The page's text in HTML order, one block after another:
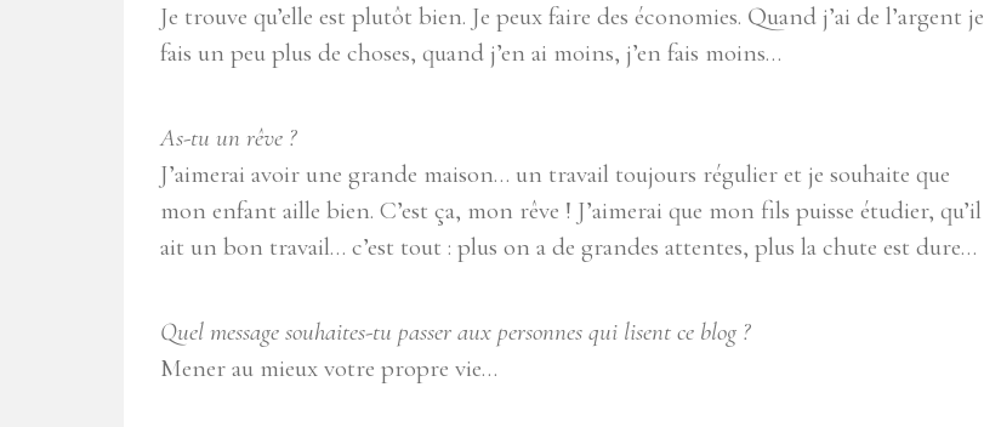
Je trouve qu’elle est plutôt bien. Je peux faire des économies. Quand j’ai de l’argent je
fais un peu plus de choses, quand j’en ai moins, j’en fais moins…
As-tu un rêve ?
J’aimerai avoir une grande maison… un travail toujours régulier et je souhaite que
mon enfant aille bien. C’est ça, mon rêve ! J’aimerai que mon fils puisse étudier, qu’il
ait un bon travail… c’est tout : plus on a de grandes attentes, plus la chute est dure…
Quel message souhaites-tu passer aux personnes qui lisent ce blog ?
Mener au mieux votre propre vie…